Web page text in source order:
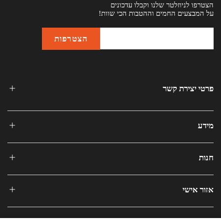
הצטרפו לניוזלטר שלנו וקבלו עדכונים
על המבצעים החמים וההטבות הכי שוות!
פרטי יצירת קשר
מידע
חנות
אזור אישי